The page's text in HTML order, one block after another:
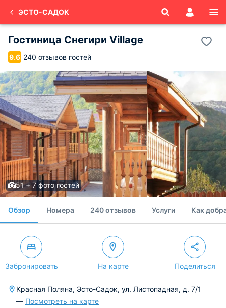
ЭСТО-САДОК
Гостиница Снегири Village
9.6 240 отзывов гостей
51 + 7 фото гостей
Обзор Номера 240 отзывов Услуги Как
Забронировать На карте Поделиться
Красная Поляна, Эсто-Садок, ул. Листопадная, д. 7/1
— Посмотреть на карте